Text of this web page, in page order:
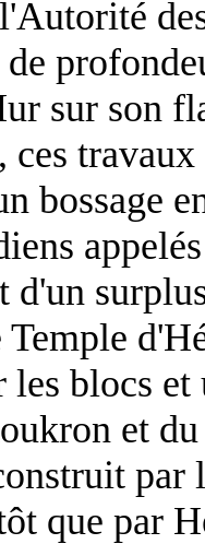
de
sur son
ces
bossage
d'un
les blocs
et
par
que par